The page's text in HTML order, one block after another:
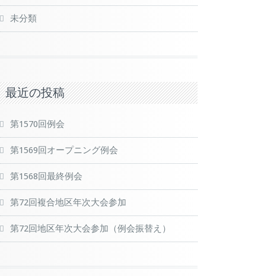
未分類
最近の投稿
第1570回例会
第1569回オープニング例会
第1568回最終例会
第72回複合地区年次大会参加
第72回地区年次大会参加（例会振替え）